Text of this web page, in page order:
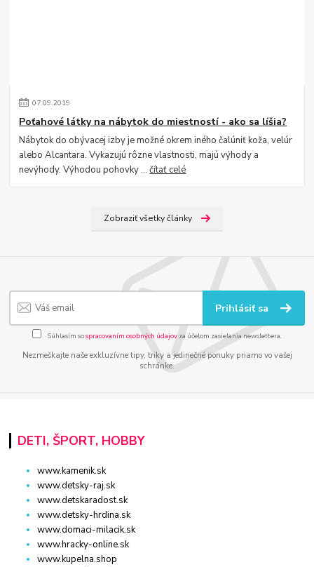
07.09.2019
Poťahové látky na nábytok do miestností - ako sa líšia?
Nábytok do obývacej izby je možné okrem iného čalúniť koža, velúr
alebo Alcantara. Vykazujú rôzne vlastnosti, majú výhody a
nevýhody. Výhodou pohovky ...čítať celé
Zobraziť všetky články
Prihlásiť sa
Súhlasím sospracovaním osobných údajov za účelom zasielania newslettera.
Nezmeškajte naše exkluzívne tipy, triky a jedinečné ponuky priamo vo vašej
schránke.
DETI, ŠPORT, HOBBY
www.kamenik.sk
www.detsky-raj.sk
www.detskaradost.sk
www.detsky-hrdina.sk
www.domaci-milacik.sk
www.hracky-online.sk
www.kupelna.shop